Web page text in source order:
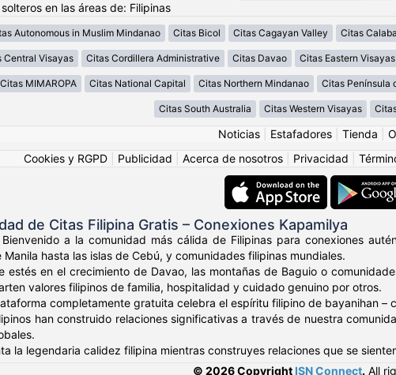
en las áreas de: Filipinas
Autonomous in Muslim Mindanao Citas Bicol Citas Cagayan Valley Citas
Central Visayas Citas Cordillera Administrative Citas Davao Citas Eastern Visayas
Citas MIMAROPA Citas National Capital Citas Northern Mindanao Citas Península
Citas South Australia Citas Western Visayas
Noticias Estafadores Tienda
Cookies y RGPD
Publicidad Acerca de nosotros Privacidad
de Citas Filipina Gratis – Conexiones Kapamilya
Bienvenido a la comunidad más cálida de Filipinas para conexiones
Manila hasta las islas de Cebú, y comunidades filipinas mundiales.
estés en el crecimiento de Davao, las montañas de Baguio o
valores filipinos de familia, hospitalidad y cuidado genuino por otros.
completamente gratuita celebra el espíritu filipino de bayanihan –
han construido relaciones significativas a través de nuestra
la legendaria calidez filipina mientras construyes relaciones que se
© 2026 Copyright ISN Connect. All